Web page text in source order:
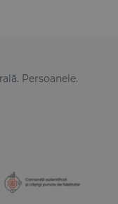
Persoanele.